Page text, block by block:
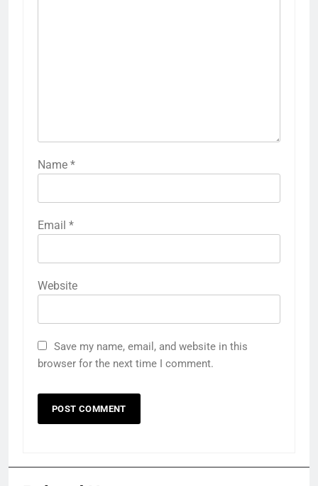
Name *
Email *
Website
Save my name, email, and website in this
browser for the next time I comment.